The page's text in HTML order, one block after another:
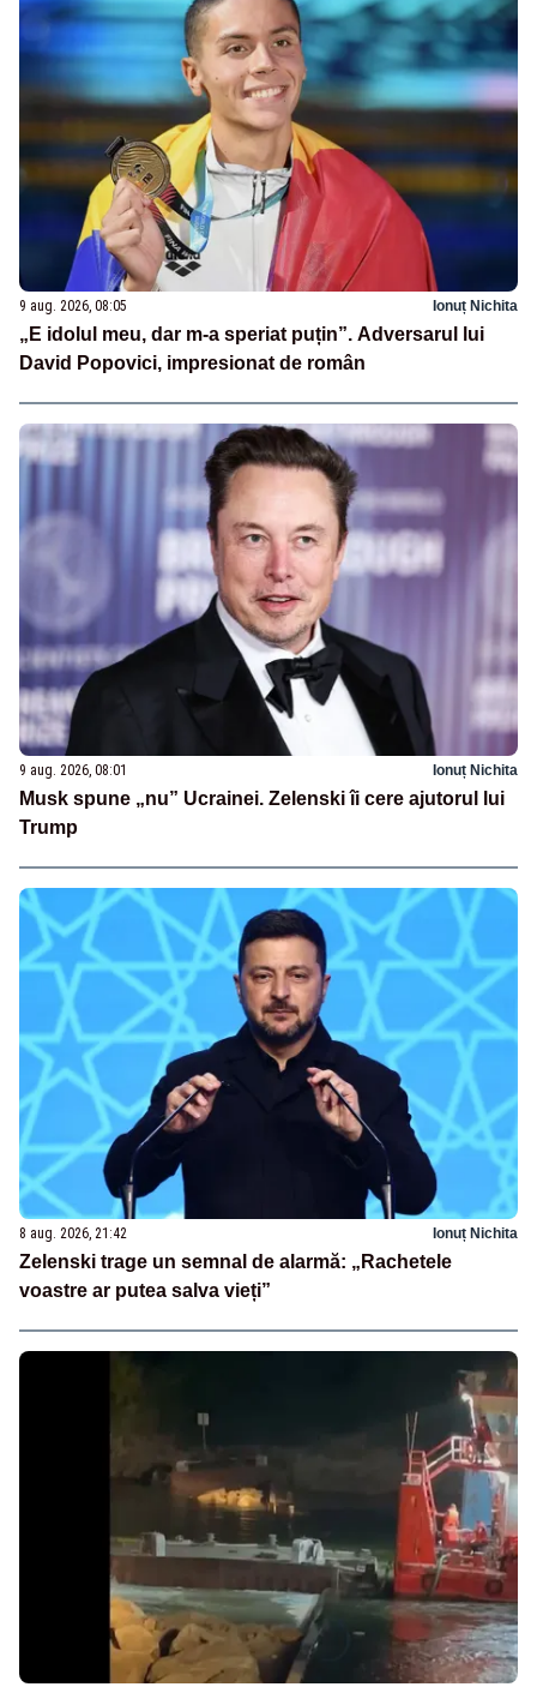
9 aug. 2026, 08:05 Ionuț Nichita
„E idolul meu, dar m-a speriat puțin”. Adversarul lui
David Popovici, impresionat de român
9 aug. 2026, 08:01 Ionuț Nichita
Musk spune „nu” Ucrainei. Zelenski îi cere ajutorul lui
Trump
8 aug. 2026, 21:42 Ionuț Nichita
Zelenski trage un semnal de alarmă: „Rachetele
voastre ar putea salva vieți”